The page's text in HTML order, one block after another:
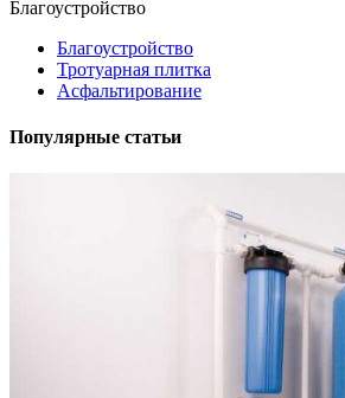
Благоустройство
Благоустройство
Тротуарная плитка
Асфальтирование
Популярные статьи